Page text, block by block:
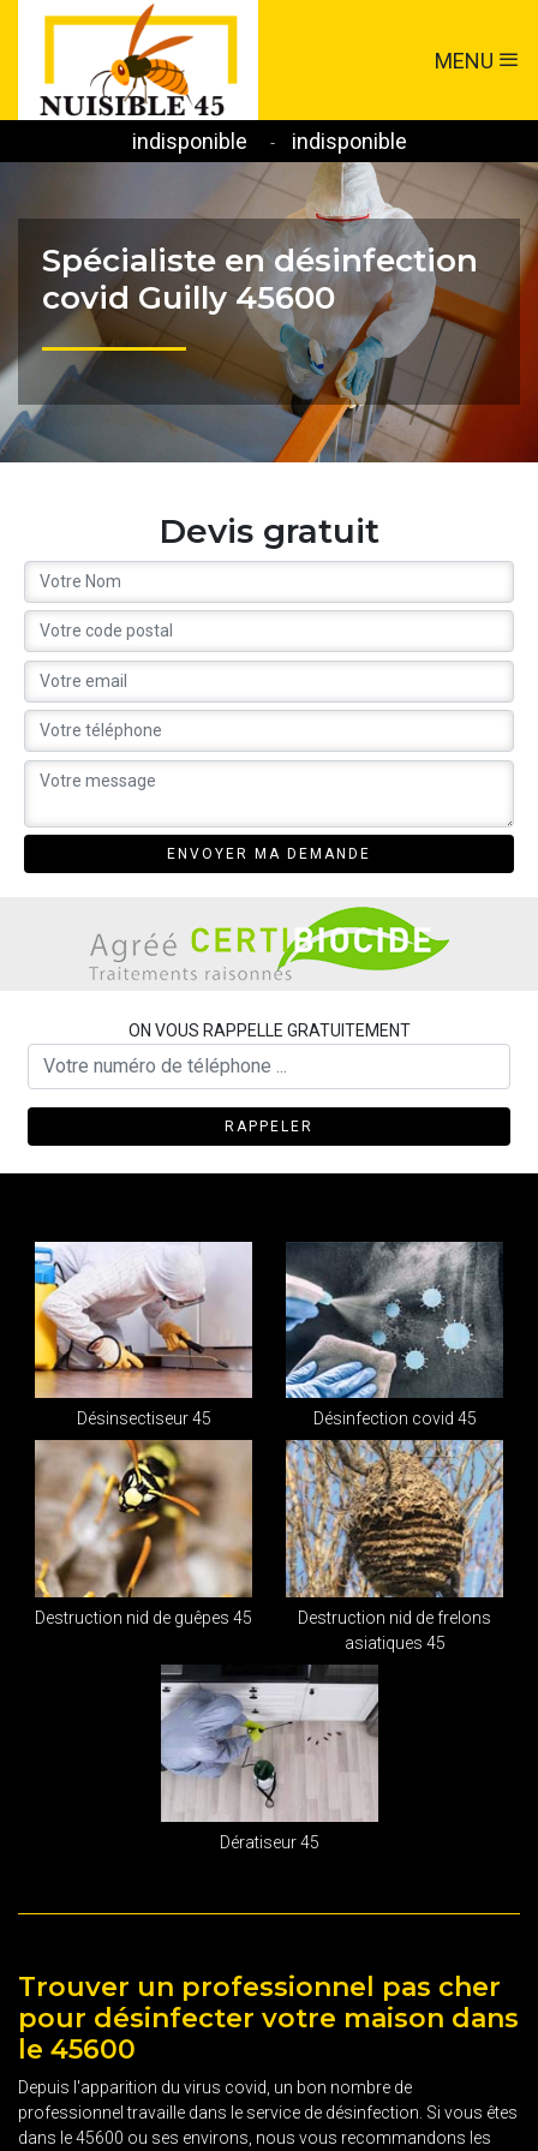
MENU
indisponible - indisponible
Spécialiste en désinfection
covid Guilly 45600
Devis gratuit
ON VOUS RAPPELLE GRATUITEMENT
Désinsectiseur 45 Désinfection covid 45
Destruction nid de guêpes 45
Destruction nid de frelons
asiatiques 45
Dératiseur 45
Trouver un professionnel pas cher
pour désinfecter votre maison dans
le 45600
Depuis l'apparition du virus covid, un bon nombre de
professionnel travaille dans le service de désinfection. Si vous êtes
dans le 45600 ou ses environs, nous vous recommandons les